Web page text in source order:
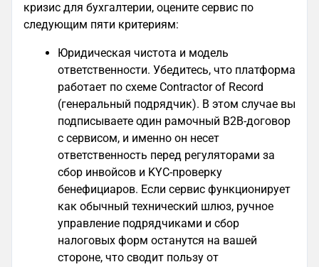
кризис для бухгалтерии, оцените сервис по
следующим пяти критериям:
Юридическая чистота и модель
ответственности. Убедитесь, что платформа
работает по схеме Contractor of Record
(генеральный подрядчик). В этом случае вы
подписываете один рамочный B2B-договор
с сервисом, и именно он несет
ответственность перед регуляторами за
сбор инвойсов и KYC-проверку
бенефициаров. Если сервис функционирует
как обычный технический шлюз, ручное
управление подрядчиками и сбор
налоговых форм останутся на вашей
стороне, что сводит пользу от